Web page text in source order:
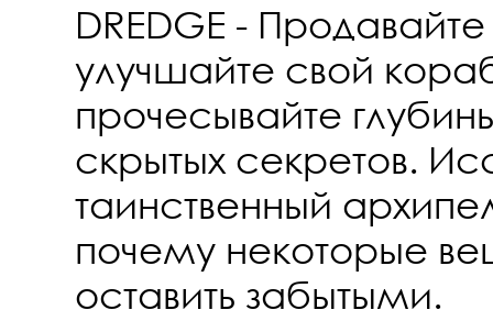
DREDGE -
улучшайте свой
прочесывайте
скрытых секретов.
таинственный
почему некоторые
оставить забытыми.